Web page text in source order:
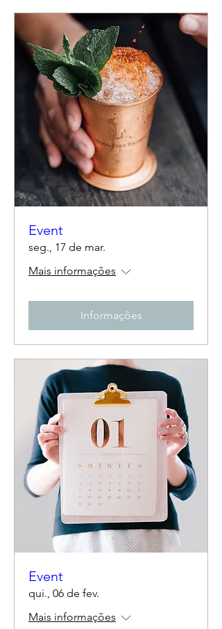
Event
seg., 17 de mar.
Mais informações
Informações
Event
qui., 06 de fev.
Mais informações